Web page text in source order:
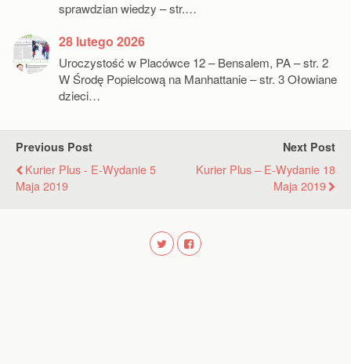
sprawdzian wiedzy – str.…
28 lutego 2026
Uroczystość w Placówce 12 – Bensalem, PA – str. 2
W Środę Popielcową na Manhattanie – str. 3 Ołowiane
dzieci…
Previous Post
Kurier Plus - E-Wydanie 5
Maja 2019
Next Post
Kurier Plus – E-Wydanie 18
Maja 2019